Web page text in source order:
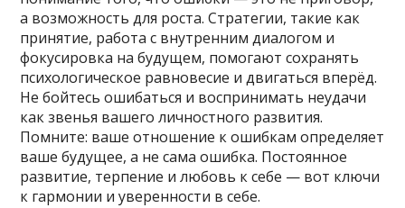
а возможность для роста. Стратегии, такие как
принятие, работа с внутренним диалогом и
фокусировка на будущем, помогают сохранять
психологическое равновесие и двигаться вперёд.
Не бойтесь ошибаться и воспринимать неудачи
как звенья вашего личностного развития.
Помните: ваше отношение к ошибкам определяет
ваше будущее, а не сама ошибка. Постоянное
развитие, терпение и любовь к себе — вот ключи
к гармонии и уверенности в себе.